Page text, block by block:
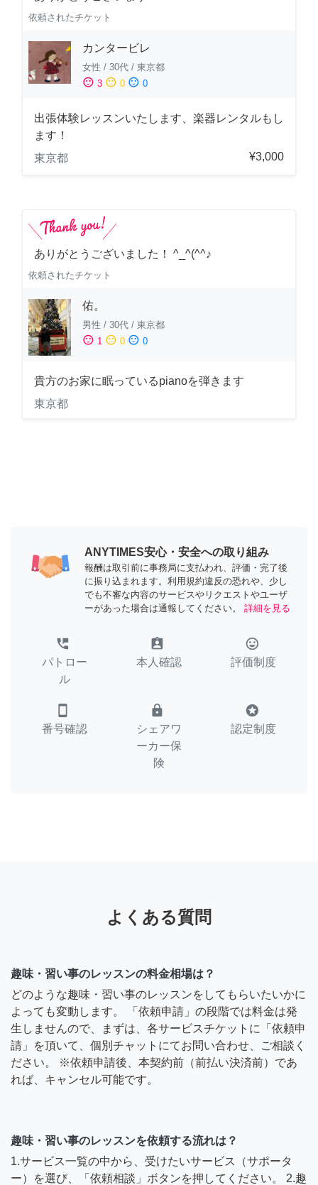
依頼されたチケット
カンタービレ
女性 / 30代 / 東京都
sentiment_satisfied 3 sentiment_neutral 0 sentiment_dissatisfied 0
出張体験レッスンいたします、楽器レンタルもし
ます！
東京都
¥3,000
ありがとうございました！ ^_^(^^♪
依頼されたチケット
佑。
男性 / 30代 / 東京都
sentiment_satisfied 1 sentiment_neutral 0 sentiment_dissatisfied 0
貴方のお家に眠っているpianoを弾きます
東京都
ANYTIMES安心・安全への取り組み
報酬は取引前に事務局に支払われ、評価・完了後
に振り込まれます。利用規約違反の恐れや、少し
でも不審な内容のサービスやリクエストやユーザ
ーがあった場合は通報してください。
詳細を見る
perm_phone_msg
パトロー
ル
assignment_ind
本人確認
tag_faces
評価制度
smartphone
番号確認
lock
シェアワ
ーカー保
険
stars
認定制度
よくある質問
趣味・習い事のレッスンの料金相場は？
どのような趣味・習い事のレッスンをしてもらいたいかに
よっても変動します。 「依頼申請」の段階では料金は発
生しませんので、まずは、各サービスチケットに「依頼申
請」を頂いて、個別チャットにてお問い合わせ、ご相談く
ださい。 ※依頼申請後、本契約前（前払い決済前）であ
れば、キャンセル可能です。
趣味・習い事のレッスンを依頼する流れは？
1.サービス一覧の中から、受けたいサービス（サポータ
ー）を選び、「依頼相談」ボタンを押してください。 2.趣